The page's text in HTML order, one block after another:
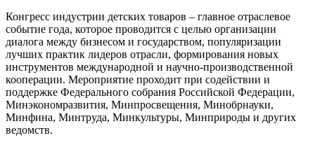
Конгресс индустрии детских товаров – главное отраслевое
событие года, которое проводится с целью организации
диалога между бизнесом и государством, популяризации
лучших практик лидеров отрасли, формирования новых
инструментов международной и научно-производственной
кооперации. Мероприятие проходит при содействии и
поддержке Федерального собрания Российской Федерации,
Минэкономразвития, Минпросвещения, Минобрнауки,
Минфина, Минтруда, Минкультуры, Минприроды и других
ведомств.